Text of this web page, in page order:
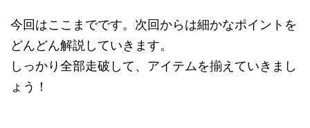
今回はここまでです。次回からは細かなポイントを
どんどん解説していきます。
しっかり全部走破して、アイテムを揃えていきまし
ょう！